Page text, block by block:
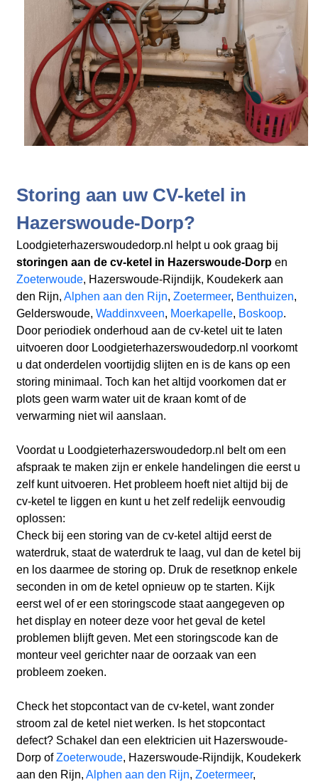
Storing aan uw CV-ketel in
Hazerswoude-Dorp?
Loodgieterhazerswoudedorp.nl helpt u ook graag bij
storingen aan de cv-ketel in Hazerswoude-Dorpen
Zoeterwoude, Hazerswoude-Rijndijk, Koudekerk aan
den Rijn, Alphen aan den Rijn, Zoetermeer, Benthuizen,
Gelderswoude, Waddinxveen, Moerkapelle, Boskoop.
Door periodiek onderhoud aan de cv-ketel uit te laten
uitvoeren door Loodgieterhazerswoudedorp.nl voorkomt
u dat onderdelen voortijdig slijten en is de kans op een
storing minimaal. Toch kan het altijd voorkomen dat er
plots geen warm water uit de kraan komt of de
verwarming niet wil aanslaan.
Voordat u Loodgieterhazerswoudedorp.nl belt om een
afspraak te maken zijn er enkele handelingen die eerst u
zelf kunt uitvoeren. Het probleem hoeft niet altijd bij de
cv-ketel te liggen en kunt u het zelf redelijk eenvoudig
oplossen:
Check bij een storing van de cv-ketel altijd eerst de
waterdruk, staat de waterdruk te laag, vul dan de ketel bij
en los daarmee de storing op. Druk de resetknop enkele
seconden in om de ketel opnieuw op te starten. Kijk
eerst wel of er een storingscode staat aangegeven op
het display en noteer deze voor het geval de ketel
problemen blijft geven. Met een storingscode kan de
monteur veel gerichter naar de oorzaak van een
probleem zoeken.
Check het stopcontact van de cv-ketel, want zonder
stroom zal de ketel niet werken. Is het stopcontact
defect? Schakel dan een elektricien uit Hazerswoude-
DorpofZoeterwoude, Hazerswoude-Rijndijk, Koudekerk
aan den Rijn, Alphen aan den Rijn, Zoetermeer,